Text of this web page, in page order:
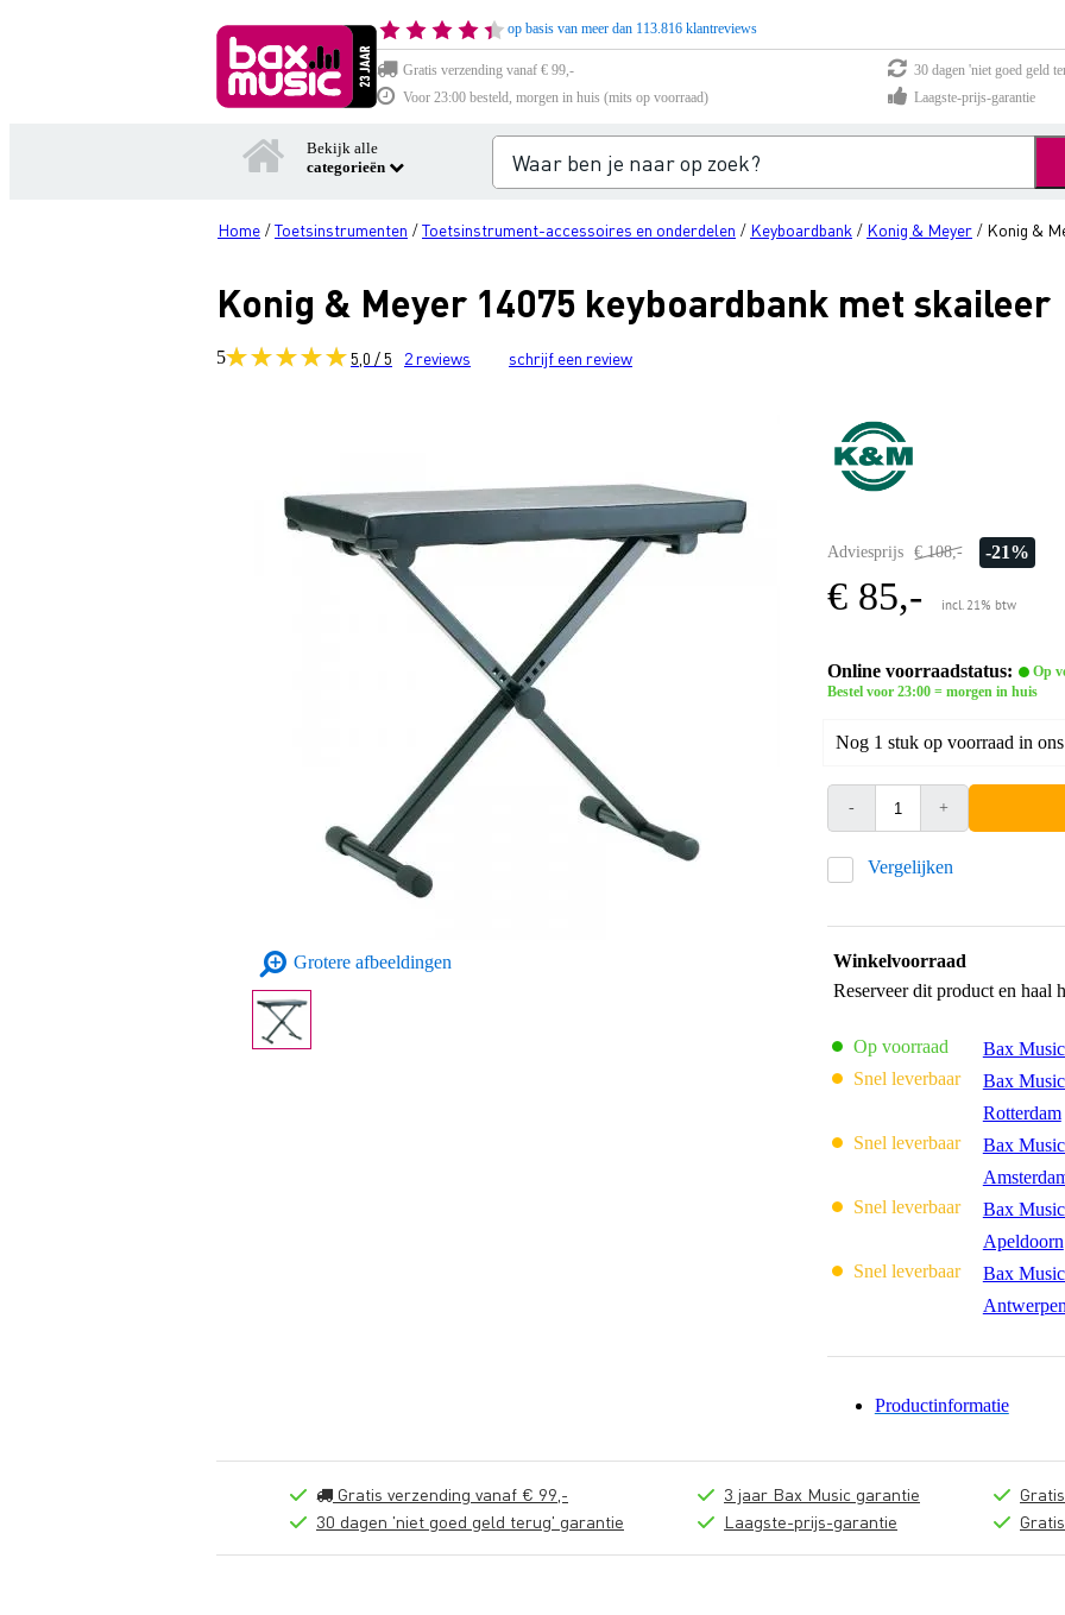
op basis van meer dan 113.816 klantreviews
Gratis verzending vanaf € 99,-
30 dagen 'niet goed geld
Voor 23:00 besteld, morgen in huis (mits op voorraad)
Laagste-prijs-garantie
Bekijk alle
categorieën
Home /Toetsinstrumenten /Toetsinstrument-accessoires en onderdelen / Keyboardbank / Konig & Meyer / Konig &
Konig & Meyer 14075 keyboardbank met skaileer
5 5,0 / 5 2reviews schrijf een review
Grotere afbeeldingen
Adviesprijs € 108,- -21%
€ 85,- incl. 21% btw
Online voorraadstatus:
Op
Bestel voor 23:00 = morgen in huis
Nog 1 stuk op voorraad in
- +
Vergelijken
Winkelvoorraad
Reserveer dit product en haal
Op voorraad Bax
Snel leverbaar
Bax
Rotterdam
Snel leverbaar
Bax
Snel leverbaar
Bax
Apeldoorn
Snel leverbaar
Bax
Antwerpen
Productinformatie
Gratis verzending vanaf € 99,-
30 dagen 'niet goed geld terug' garantie
3 jaar Bax Music garantie
Laagste-prijs-garantie